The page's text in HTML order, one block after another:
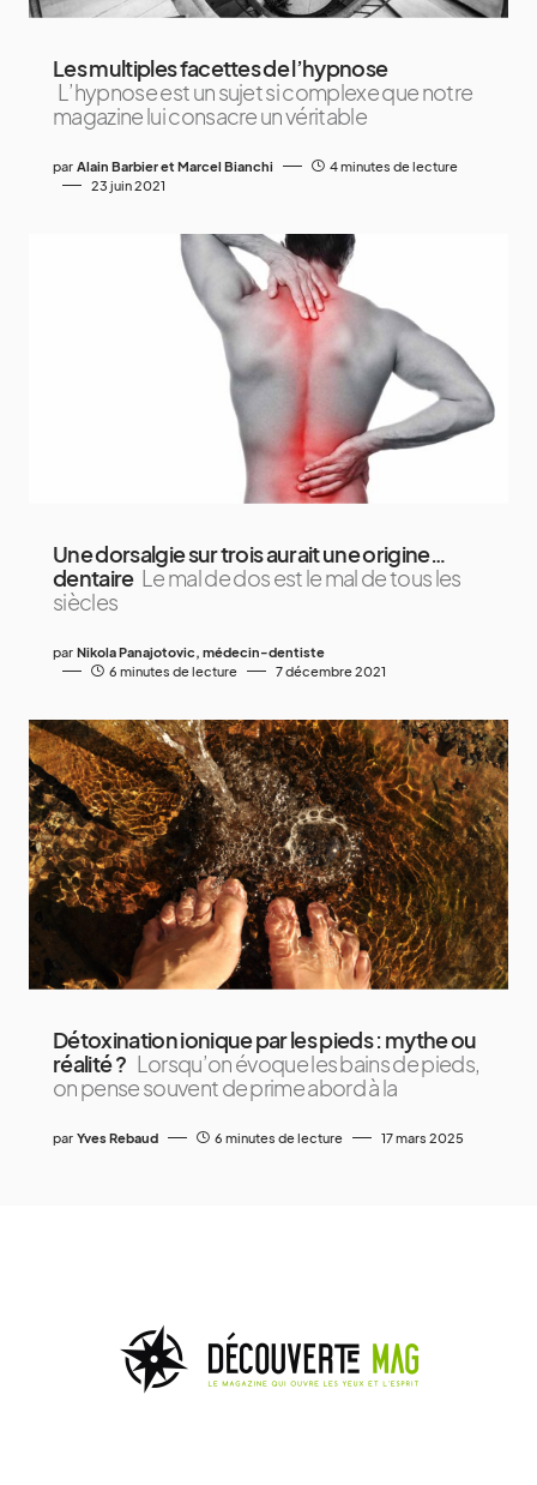
Les multiples facettes de l’hypnose
L’hypnose est un sujet si complexe que notre
magazine lui consacre un véritable
par Alain Barbier et Marcel Bianchi
4 minutes de lecture
23 juin 2021
Une dorsalgie sur trois aurait une origine…
dentaire Le mal de dos est le mal de tous les
siècles
par Nikola Panajotovic, médecin-dentiste
6 minutes de lecture
7 décembre 2021
Détoxination ionique par les pieds : mythe ou
réalité ? Lorsqu’on évoque les bains de pieds,
on pense souvent de prime abord à la
par Yves Rebaud 6 minutes de lecture 17 mars 2025